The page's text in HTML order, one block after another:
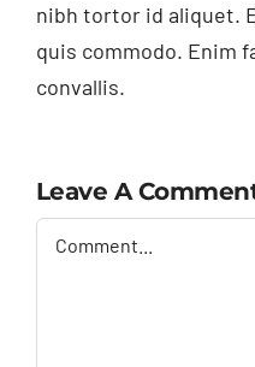
nibh tortor id aliquet.
quis commodo. Enim
convallis.
Leave A
Comment